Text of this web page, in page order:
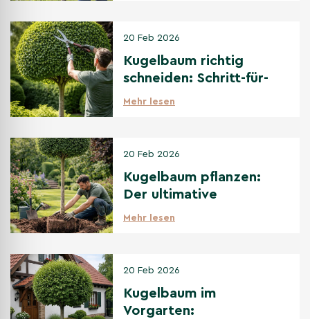
20 Feb 2026
Kugelbaum richtig
schneiden: Schritt-für-
Schritt Anleitung
Mehr lesen
20 Feb 2026
Kugelbaum pflanzen:
Der ultimative
Pflanzguide für
Mehr lesen
20 Feb 2026
Kugelbaum im
Vorgarten: